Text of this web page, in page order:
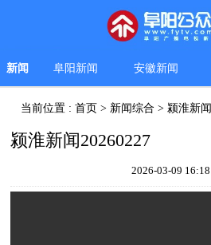
新闻 阜阳新闻 安徽新闻
当前位置 :首页 > 新闻综合 >颍淮新闻
颍淮新闻20260227
2026-03-09